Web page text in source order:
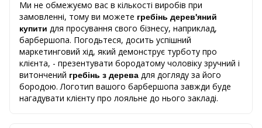
Ми не обмежуємо вас в кількості виробів при
замовленні, тому ви можете гребінь дерев'яний
купити для просування свого бізнесу, наприклад,
барбершопа. Погодьтеся, досить успішний
маркетинговий хід, який демонструє турботу про
клієнта, - презентувати бородатому чоловіку зручний і
витончений гребінь з дерева для догляду за його
бородою. Логотип вашого барбершопа завжди буде
нагадувати клієнту про лояльне до нього закладі.